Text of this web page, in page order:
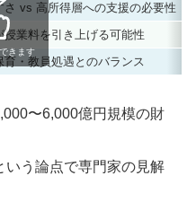
さ vs 高所得層への支援の必要性
授業料を引き上げる可能性
育・教員処遇とのバランス
きます
〜6,000億円規模の財
いう論点で専門家の見解